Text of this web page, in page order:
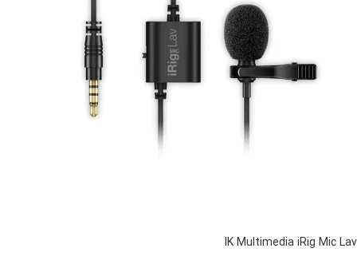
IK Multimedia iRig Mic Lav